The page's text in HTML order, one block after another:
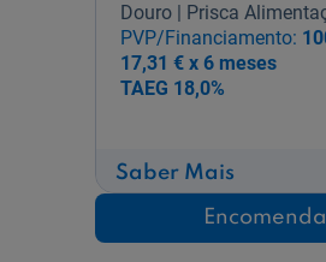
Douro | Prisca
PVP/Financiamento:
17,31 € x 6 meses
TAEG 18,0%
Saber Maissobre
São
José
do